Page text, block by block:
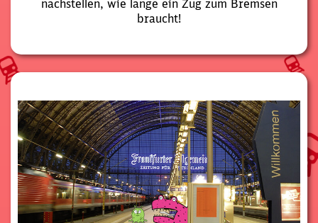
nachstellen, wie lange ein Zug zum Bremsen
braucht!